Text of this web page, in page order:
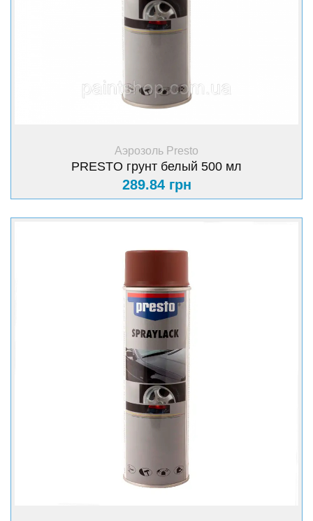
+ Купить
Аэрозоль Presto
PRESTO грунт белый 500 мл
289.84 грн